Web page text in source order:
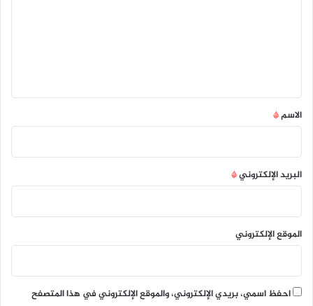
*
الاسم*
البريد الإلكتروني*
الموقع الإلكتروني
احفظ اسمي، بريدي الإلكتروني، والموقع الإلكتروني في هذا المتصفح